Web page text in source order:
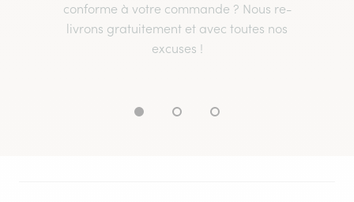
conforme à votre commande ? Nous re-
livrons gratuitement et avec toutes nos
excuses !